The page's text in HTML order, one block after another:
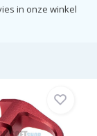
in onze winkel